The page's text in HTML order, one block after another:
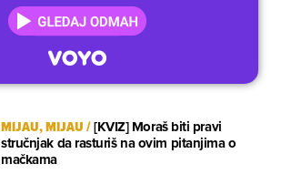
MIJAU, MIJAU/[KVIZ] Moraš biti pravi
stručnjak da rasturiš na ovim pitanjima o
mačkama